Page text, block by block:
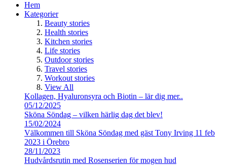
Hem
Kategorier
Beauty stories
Health stories
Kitchen stories
Life stories
Outdoor stories
Travel stories
Workout stories
View All
Kollagen, Hyaluronsyra och Biotin – lär dig mer..
05/12/2025
Sköna Söndag – vilken härlig dag det blev!
15/02/2024
Välkommen till Sköna Söndag med gäst Tony Irving 11 feb
2023 i Örebro
28/11/2023
Hudvårdsrutin med Rosenserien för mogen hud